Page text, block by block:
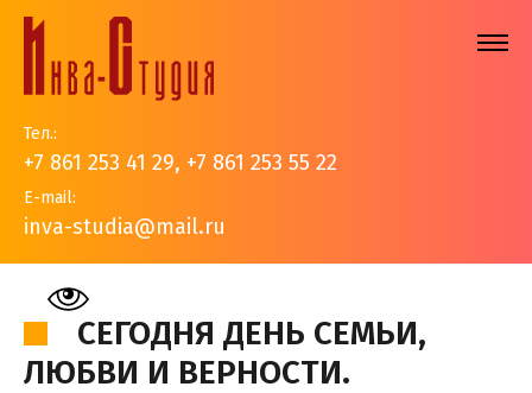
Тел.:
+7 861 253 41 29, +7 861 253 55 22
E-mail:
inva-studia@mail.ru
На главную > События > Новости > Сегодня день семьи,
СЕГОДНЯ ДЕНЬ СЕМЬИ,
ЛЮБВИ И ВЕРНОСТИ.